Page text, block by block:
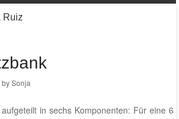
Ruiz
bySonja
in sechs Komponenten: Für eine 6